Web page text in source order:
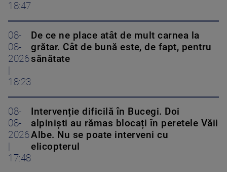
18:47
08-
08-
2026
18:23
De ce ne place atât de mult carnea la
grătar. Cât de bună este, de fapt, pentru
sănătate
08-
08-
2026
17:48
Intervenție dificilă în Bucegi. Doi
alpiniști au rămas blocați în peretele Văii
Albe. Nu se poate interveni cu
elicopterul